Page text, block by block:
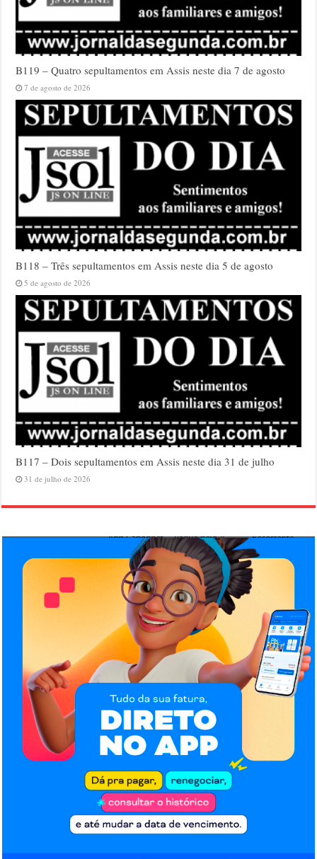
B119 – Quatro sepultamentos em Assis neste dia 7 de agosto
7 de agosto de 2026
B118 – Três sepultamentos em Assis neste dia 5 de agosto
5 de agosto de 2026
B117 – Dois sepultamentos em Assis neste dia 31 de julho
31 de julho de 2026